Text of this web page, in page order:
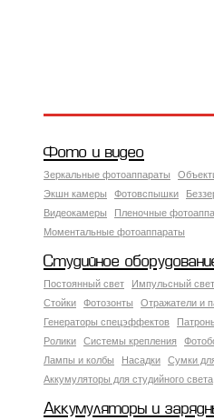
Фото и видео
Зеркальные фотоаппараты
Экшн камеры
Фотовспышки
Видеокамеры
Пленочные
Моментальные фотоаппараты
Студийное
Постоянный свет Импульсный свет
Стойки
Фотозонты Отражатели и
Генераторы спецэффектов
Ролики
Системы крепления
Лампы и колбы
Насадки
Сумки
Аккумуляторы для студийного света
Аккумуляторы и